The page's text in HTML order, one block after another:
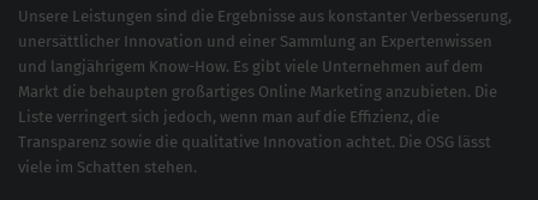
Unsere Leistungen sind die Ergebnisse aus konstanter Verbesserung,
unersättlicher Innovation und einer Sammlung an Expertenwissen
und langjährigem Know-How. Es gibt viele Unternehmen auf dem
Markt die behaupten großartiges Online Marketing anzubieten. Die
Liste verringert sich jedoch, wenn man auf die Effizienz, die
Transparenz sowie die qualitative Innovation achtet. Die OSG lässt
viele im Schatten stehen.